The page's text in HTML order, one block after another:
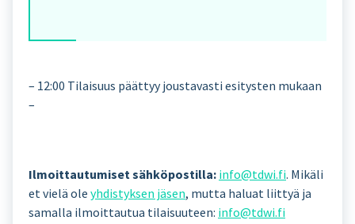
– 12:00 Tilaisuus päättyy joustavasti esitysten mukaan
–
Ilmoittautumiset sähköpostilla: info@tdwi.fi. Mikäli
et vielä ole yhdistyksen jäsen, mutta haluat liittyä ja
samalla ilmoittautua tilaisuuteen: info@tdwi.fi